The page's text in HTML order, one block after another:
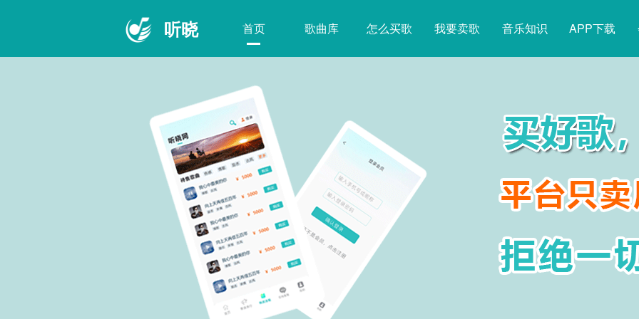
听晓 首页 歌曲库 怎么买歌 我要卖歌 音乐知识 APP下载